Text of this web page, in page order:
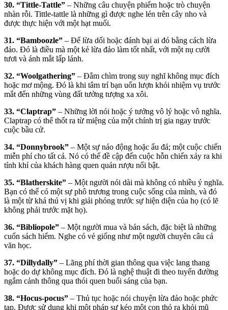
30. “Tittle-Tattle” – Những câu chuyện phiếm hoặc trò chuyện
nhàn rỗi. Tittle-tattle là những gì được nghe lén trên cây nho và
được thực hiện với một hạt muối.
31. “Bamboozle” – Để lừa dối hoặc đánh bại ai đó bằng cách lừa
đảo. Đó là điều mà một kẻ lừa đảo làm tốt nhất, với một nụ cười
tươi và ánh mắt lấp lánh.
32. “Woolgathering” – Đắm chìm trong suy nghĩ không mục đích
hoặc mơ mộng. Đó là khi tâm trí bạn uốn lượn khỏi nhiệm vụ trước
mắt đến những vùng đất tưởng tượng xa xôi.
33. “Claptrap” – Những lời nói hoặc ý tưởng vô lý hoặc vô nghĩa.
Claptrap có thể thốt ra từ miệng của một chính trị gia ngay trước
cuộc bầu cử.
34. “Donnybrook” – Một sự náo động hoặc ẩu đả; một cuộc chiến
miễn phí cho tất cả. Nó có thể đề cập đến cuộc hỗn chiến xảy ra khi
tính khí của khách hàng quen quán rượu nổi bật.
35. “Blatherskite” – Một người nói dài mà không có nhiều ý nghĩa.
Bạn có thể có một sự phô trương trong cuộc sống của mình, và đó
là một từ khá thú vị khi giải phóng trước sự hiện diện của họ (có lẽ
không phải trước mặt họ).
36. “Bibliopole” – Một người mua và bán sách, đặc biệt là những
cuốn sách hiếm. Nghe có vẻ giống như một người chuyên câu cá
văn học.
37. “Dillydally” – Lãng phí thời gian thông qua việc lang thang
hoặc do dự không mục đích. Đó là nghệ thuật đi theo tuyến đường
ngắm cảnh thông qua thói quen buổi sáng của bạn.
38. “Hocus-pocus” – Thủ tục hoặc nói chuyện lừa đảo hoặc phức
tạp. Được sử dụng khi một pháp sư kéo một con thỏ ra khỏi mũ